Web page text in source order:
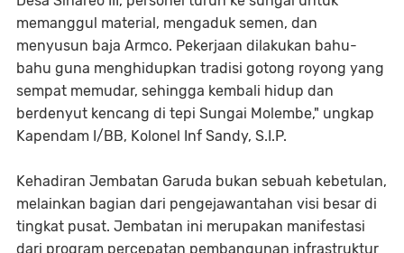
memanggul material, mengaduk semen, dan
menyusun baja Armco. Pekerjaan dilakukan bahu-
bahu guna menghidupkan tradisi gotong royong yang
sempat memudar, sehingga kembali hidup dan
berdenyut kencang di tepi Sungai Molembe," ungkap
Kapendam I/BB, Kolonel Inf Sandy, S.I.P.
Kehadiran Jembatan Garuda bukan sebuah kebetulan,
melainkan bagian dari pengejawantahan visi besar di
tingkat pusat. Jembatan ini merupakan manifestasi
dari program percepatan pembangunan infrastruktur